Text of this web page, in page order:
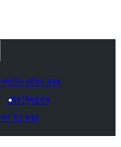
প্লাগিন দাখিল কৰক
মোৰ প্ৰিয়বোৰ
লগ ইন কৰক